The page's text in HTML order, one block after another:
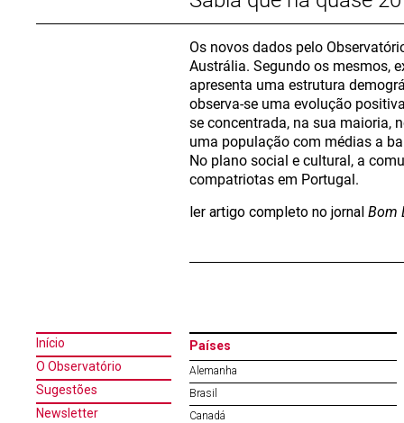
Os novos dados pelo
Austrália. Segundo os mesmos,
apresenta uma estrutura
observa-se uma evolução
se concentrada, na sua maioria,
uma população com médias a
No plano social e cultural, a
compatriotas em Portugal.
ler artigo completo no jornal Bom
Início
O Observatório
Sugestões
Newsletter
Países
Alemanha
Brasil
Canadá